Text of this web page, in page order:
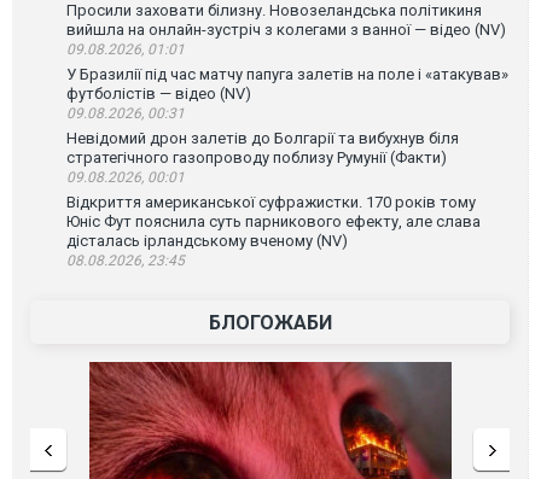
Просили заховати білизну. Новозеландська політикиня
вийшла на онлайн-зустріч з колегами з ванної — відео (NV)
09.08.2026, 01:01
У Бразилії під час матчу папуга залетів на поле і «атакував»
футболістів — відео (NV)
09.08.2026, 00:31
Невідомий дрон залетів до Болгарії та вибухнув біля
стратегічного газопроводу поблизу Румунії (Факти)
09.08.2026, 00:01
Відкриття американської суфражистки. 170 років тому
Юніс Фут пояснила суть парникового ефекту, але слава
дісталась ірландському вченому (NV)
08.08.2026, 23:45
БЛОГОЖАБИ